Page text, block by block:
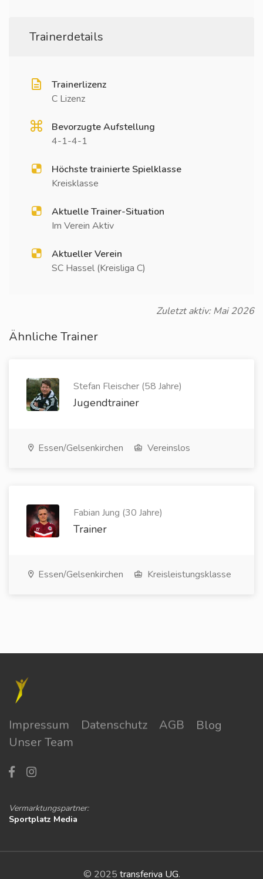
Trainerdetails
Trainerlizenz
C Lizenz
Bevorzugte Aufstellung
4-1-4-1
Höchste trainierte Spielklasse
Kreisklasse
Aktuelle Trainer-Situation
Im Verein Aktiv
Aktueller Verein
SC Hassel (Kreisliga C)
Zuletzt aktiv: Mai 2026
Ähnliche Trainer
Stefan Fleischer (58 Jahre)
Jugendtrainer
Essen/Gelsenkirchen Vereinslos
Fabian Jung (30 Jahre)
Trainer
Essen/Gelsenkirchen Kreisleistungsklasse
Impressum Datenschutz AGB
Blog
Unser Team
Vermarktungspartner:
Sportplatz Media
© 2025 transferiva UG.